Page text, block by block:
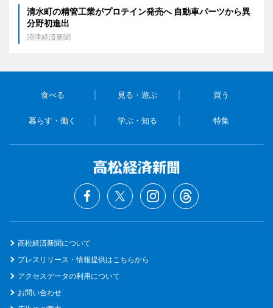
清水町の精管工業がプロテイン発売へ 自動車パーツから異
分野初進出
沼津経済新聞
食べる 見る・遊ぶ 買う
暮らす・働く 学ぶ・知る 特集
高松経済新聞について
プレスリリース・情報提供はこちらから
アクセスデータの利用について
お問い合わせ